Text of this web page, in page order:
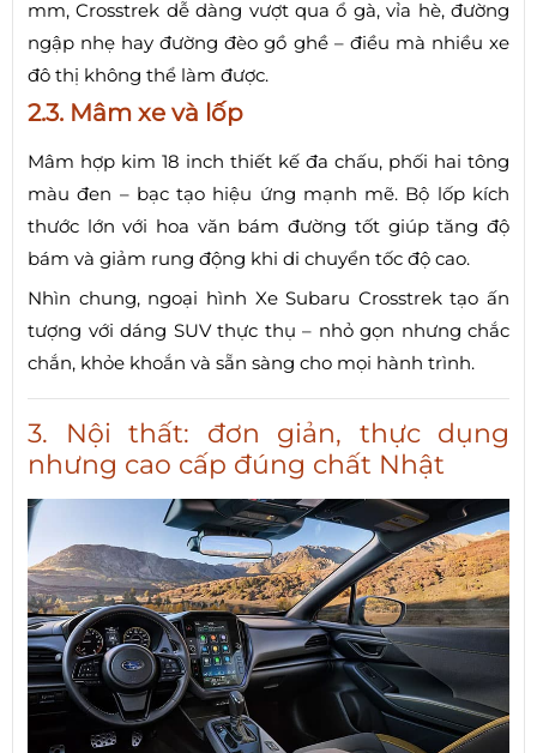
mm, Crosstrek dễ dàng vượt qua ổ gà, vỉa hè, đường
ngập nhẹ hay đường đèo gồ ghề – điều mà nhiều xe
đô thị không thể làm được.
2.3. Mâm xe và lốp
Mâm hợp kim 18 inch thiết kế đa chấu, phối hai tông
màu đen – bạc tạo hiệu ứng mạnh mẽ. Bộ lốp kích
thước lớn với hoa văn bám đường tốt giúp tăng độ
bám và giảm rung động khi di chuyển tốc độ cao.
Nhìn chung, ngoại hình Xe Subaru Crosstrek tạo ấn
tượng với dáng SUV thực thụ – nhỏ gọn nhưng chắc
chắn, khỏe khoắn và sẵn sàng cho mọi hành trình.
3. Nội thất: đơn giản, thực dụng
nhưng cao cấp đúng chất Nhật